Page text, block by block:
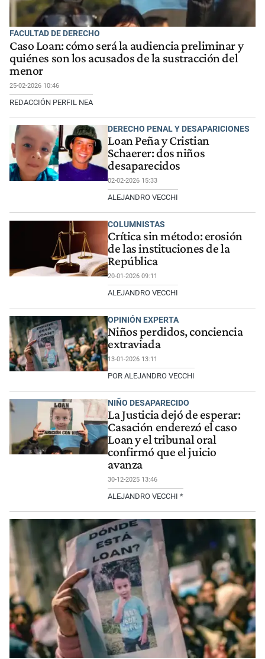
FACULTAD DE DERECHO
Caso Loan: cómo será la audiencia preliminar y
quiénes son los acusados de la sustracción del
menor
25-02-2026 10:46
REDACCIÓN PERFIL NEA
DERECHO PENAL Y DESAPARICIONES
Loan Peña y Cristian
Schaerer: dos niños
desaparecidos
02-02-2026 15:33
ALEJANDRO VECCHI
COLUMNISTAS
Crítica sin método: erosión
de las instituciones de la
República
20-01-2026 09:11
ALEJANDRO VECCHI
OPINIÓN EXPERTA
Niños perdidos, conciencia
extraviada
13-01-2026 13:11
POR ALEJANDRO VECCHI
NIÑO DESAPARECIDO
La Justicia dejó de esperar:
Casación enderezó el caso
Loan y el tribunal oral
confirmó que el juicio
avanza
30-12-2025 13:46
ALEJANDRO VECCHI *